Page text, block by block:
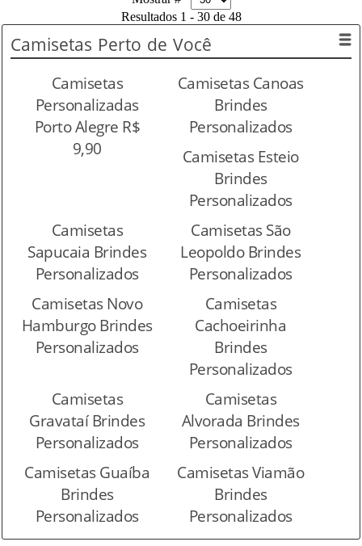
Resultados 1 - 30 de 48
Camisetas Perto de Você
Camisetas
Personalizadas
Porto Alegre R$
9,90
Camisetas Canoas
Brindes
Personalizados
Camisetas Esteio
Brindes
Personalizados
Camisetas
Sapucaia Brindes
Personalizados
Camisetas São
Leopoldo Brindes
Personalizados
Camisetas Novo
Hamburgo Brindes
Personalizados
Camisetas
Cachoeirinha
Brindes
Personalizados
Camisetas
Gravataí Brindes
Personalizados
Camisetas
Alvorada Brindes
Personalizados
Camisetas Guaíba
Brindes
Personalizados
Camisetas Viamão
Brindes
Personalizados